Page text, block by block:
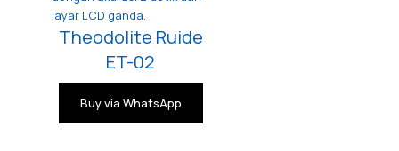
Theodolite Ruide
ET-02
Buy via WhatsApp